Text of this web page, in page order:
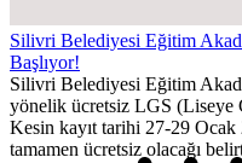
Silivri Belediyesi Eğitim
Başlıyor!
Silivri Belediyesi Eğitim
yönelik ücretsiz LGS (Liseye
Kesin kayıt tarihi 27-29
tamamen ücretsiz olacağı